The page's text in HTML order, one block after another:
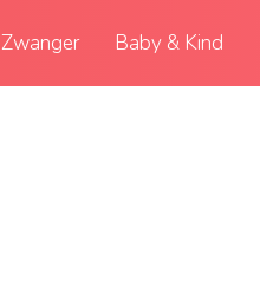
Zwanger Baby & Kind